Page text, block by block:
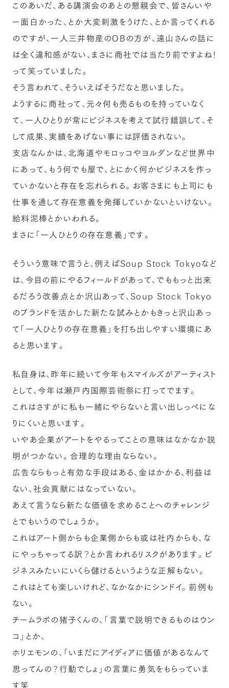
このあいだ、ある講演会のあとの懇親会で、皆さんいや
ー面白かった、とか大変刺激をうけた、とか言ってくれる
のですが、一人三井物産のOBの方が、遠山さんの話に
は全く違和感がない、まさに商社では当たり前ですよね！
って笑っていました。
そう言われて、そういえばそうだなと思いました。
ようするに商社って、元々何も売るものを持っていなく
て、一人ひとりが常にビジネスを考えて試行錯誤して、そ
して成果、実績をあげない事には評価されない。
支店なんかは、北海道やモロッコやヨルダンなど世界中
にあって、もう何でも屋で、とにかく何かビジネスを作っ
ていかないと存在を忘れられる。お客さまにも上司にも
仕事を通して存在意義を発揮していかないといけない。
給料泥棒とかいわれる。
まさに「一人ひとりの存在意義」です。
そういう意味で言うと、例えばSoup Stock Tokyoなど
は、今目の前にやるフィールドがあって、でももっと出来
るだろう改善点とか沢山あって、Soup Stock Tokyo
のブランドを活かした新たな試みとかもきっと沢山あっ
て「一人ひとりの存在意義」を打ち出しやすい環境にあ
ると思います。
私自身は、昨年に続いて今年もスマイルズがアーティスト
として、今年は瀬戸内国際芸術祭に打ってでます。
これはさすがに私も一緒にやらないと言い出しっぺにな
りにくいと思います。
いやあ企業がアートをやるってことの意味はなかなか説
明がつかない。合理的な理由ならない。
広告ならもっと有効な手段はある、金はかかる、利益は
ない、社会貢献にはなっていない。
あえて言うなら新たな価値を求めることへのチャレンジ
とでもいうのでしょうか。
これはアート側からも企業側からも或は社内からも、な
にやっちゃってる訳？とか言われるリスクがあります。ビ
ジネスみたいにいくら儲けるというような正解もない。
これはとても楽しいけれど、なかなかにシンドイ。前例も
ない。
チームラボの猪子くんの、「言葉で説明できるものはウン
コ」とか、
ホリエモンの、「いまだにアイディアに価値があるなんて
思ってんの？行動でしょ」の言葉に勇気をもらっていま
す笑